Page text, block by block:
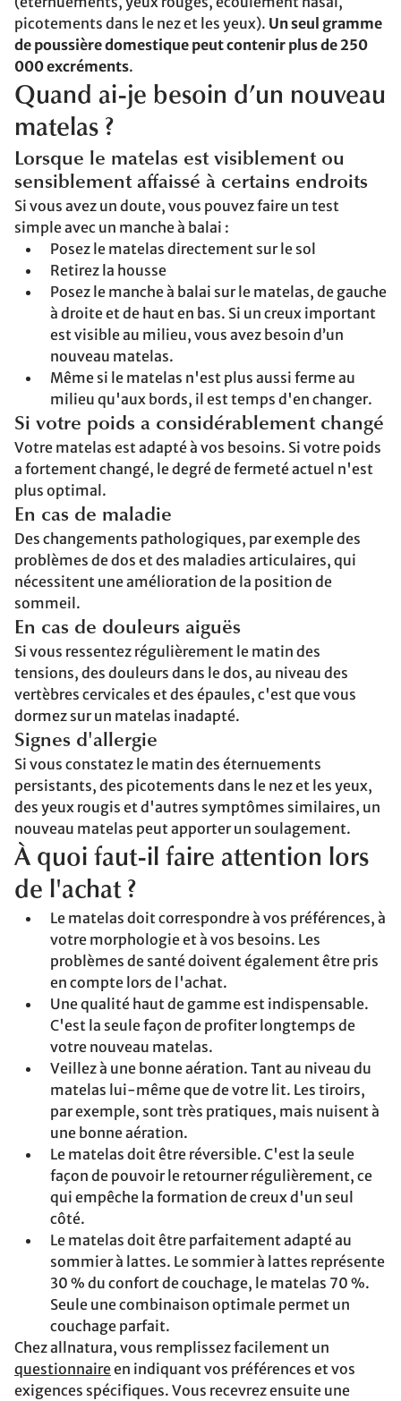
picotements dans le nez et les yeux). Un seul gramme
de poussière domestique peut contenir plus de 250
000 excréments.
Quand ai-je besoin d’un nouveau
matelas ?
Lorsque le matelas est visiblement ou
sensiblement affaissé à certains endroits
Si vous avez un doute, vous pouvez faire un test
simple avec un manche à balai :
Posez le matelas directement sur le sol
Retirez la housse
Posez le manche à balai sur le matelas, de gauche
à droite et de haut en bas. Si un creux important
est visible au milieu, vous avez besoin d’un
nouveau matelas.
Même si le matelas n'est plus aussi ferme au
milieu qu'aux bords, il est temps d'en changer.
Si votre poids a considérablement changé
Votre matelas est adapté à vos besoins. Si votre poids
a fortement changé, le degré de fermeté actuel n'est
plus optimal.
En cas de maladie
Des changements pathologiques, par exemple des
problèmes de dos et des maladies articulaires, qui
nécessitent une amélioration de la position de
sommeil.
En cas de douleurs aiguës
Si vous ressentez régulièrement le matin des
tensions, des douleurs dans le dos, au niveau des
vertèbres cervicales et des épaules, c'est que vous
dormez sur un matelas inadapté.
Signes d'allergie
Si vous constatez le matin des éternuements
persistants, des picotements dans le nez et les yeux,
des yeux rougis et d'autres symptômes similaires, un
nouveau matelas peut apporter un soulagement.
À quoi faut-il faire attention lors
de l'achat ?
Le matelas doit correspondre à vos préférences, à
votre morphologie et à vos besoins. Les
problèmes de santé doivent également être pris
en compte lors de l'achat.
Une qualité haut de gamme est indispensable.
C'est la seule façon de profiter longtemps de
votre nouveau matelas.
Veillez à une bonne aération. Tant au niveau du
matelas lui-même que de votre lit. Les tiroirs,
par exemple, sont très pratiques, mais nuisent à
une bonne aération.
Le matelas doit être réversible. C'est la seule
façon de pouvoir le retourner régulièrement, ce
qui empêche la formation de creux d'un seul
côté.
Le matelas doit être parfaitement adapté au
sommier à lattes. Le sommier à lattes représente
30 % du confort de couchage, le matelas 70 %.
Seule une combinaison optimale permet un
couchage parfait.
Chez allnatura, vous remplissez facilement un
questionnaireen indiquant vos préférences et vos
exigences spécifiques. Vous recevrez ensuite une